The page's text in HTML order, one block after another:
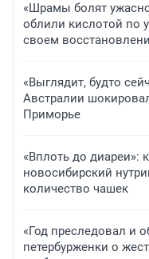
«Шрамы болят
облили кислотой по
своем
«Выглядит, будто
Австралии
Приморье
«Вплоть до диареи»:
новосибирский
количество чашек
«Год преследовал и
петербурженки о